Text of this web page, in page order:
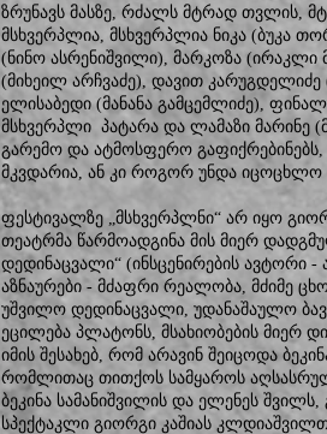
ზრუნავს მასზე, რძალს მტრად თვლის,
მსხვერპლია, მსხვერპლია ნიკა (ბუკა
(ნინო ასრენიშვილი), მარკოზა (ირაკლი
(მიხეილ არჩვაძე), დავით
ელისაბედი (მანანა გამცემლიძე),
მსხვერპლი პატარა და ლამაზი მარინე
გარემო და ატმოსფერო
მკვდარია, ან კი როგორ უნდა იცოცხლო
ფესტივალზე „მსხვერპლნი“ არ იყო
თეატრმა წარმოადგინა მის მიერ
დედინაცვალი“ (ინსცენირების ავტორი
აზნაურები - მძაფრი რეალობა, მძიმე
უშვილო დედინაცვალი, უდანაშაულო
ეცილება პლატონს, მსახიობების მიერ
იმის შესახებ, რომ არავინ შეიცოდა
რომლითაც თითქოს სამყაროს
ბეკინა სამანიშვილის და ელენეს
სპექტაკლი გიორგი კაშიას